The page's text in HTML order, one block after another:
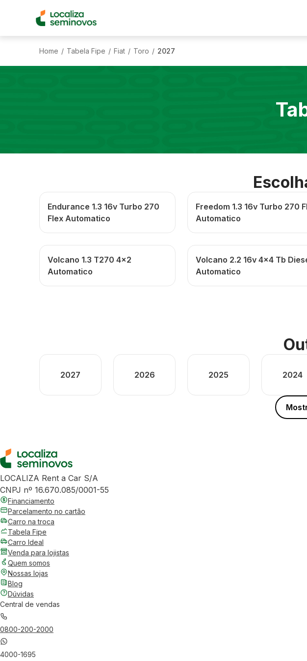
Home / Tabela Fipe / Fiat / Toro / 2027
Endurance 1.3 16v Turbo 270
Flex Automatico
Freedom 1.3 16v Turbo 270
Automatico
Volcano 1.3 T270 4x2
Automatico
Volcano 2.2 16v 4x4 Tb
Automatico
2027 2026 2025 2024
LOCALIZA Rent a Car S/A
CNPJ nº 16.670.085/0001-55
Financiamento
Parcelamento no cartão
Carro na troca
Tabela Fipe
Carro Ideal
Venda para lojistas
Quem somos
Nossas lojas
Blog
Dúvidas
Central de vendas
0800-200-2000
4000-1695